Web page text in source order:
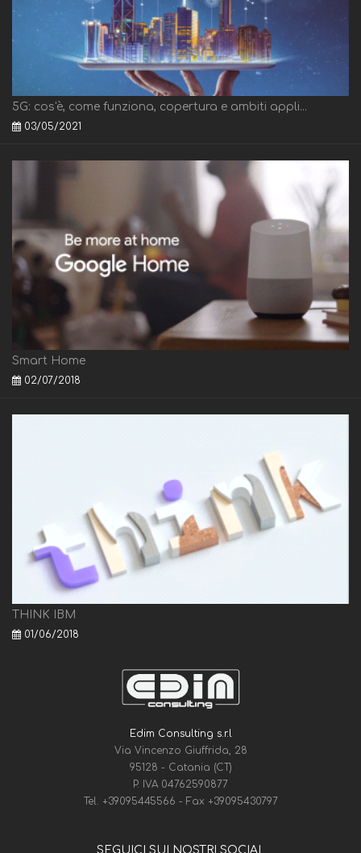
5G: cos'è, come funziona, copertura e ambiti appli...
03/05/2021
Smart Home
02/07/2018
THINK IBM
01/06/2018
Edim Consulting s.r.l
Via Vincenzo Giuffrida, 28
95128 - Catania (CT)
P. IVA 04762590877
Tel. +39095445566 - Fax +39095430797
SEGUICI SUI NOSTRI SOCIAL